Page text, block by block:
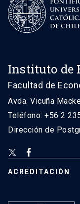
Instituto de
Facultad de
Avda. Vicuña
Teléfono: +56 2
Dirección de
ACREDITACIÓN